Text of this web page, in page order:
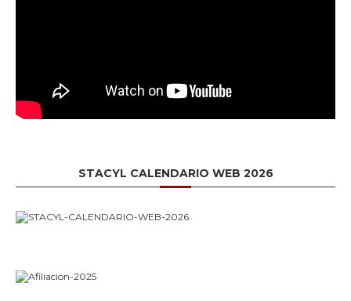
STACYL CALENDARIO WEB 2026